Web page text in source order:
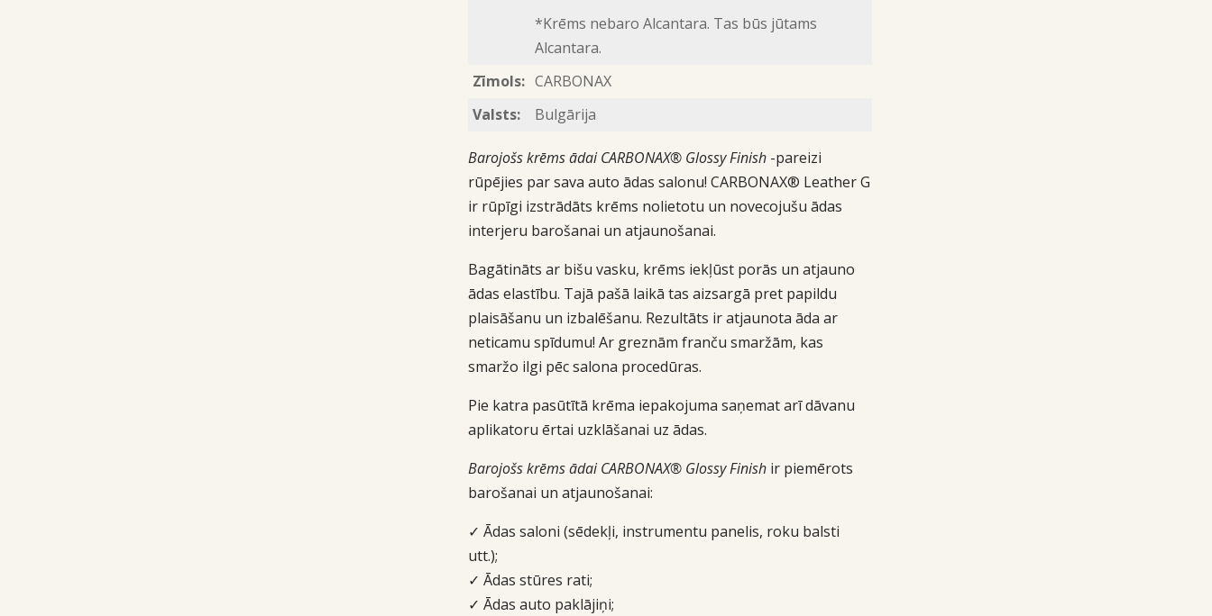
*Krēms nebaro Alcantara. Tas būs jūtams
Alcantara.
Zīmols: CARBONAX
Valsts:
Bulgārija
Barojošs krēms ādai CARBONAX® Glossy Finish-pareizi
rūpējies par sava auto ādas salonu! CARBONAX® Leather G
ir rūpīgi izstrādāts krēms nolietotu un novecojušu ādas
interjeru barošanai un atjaunošanai.
Bagātināts ar bišu vasku, krēms iekļūst porās un atjauno
ādas elastību. Tajā pašā laikā tas aizsargā pret papildu
plaisāšanu un izbalēšanu. Rezultāts ir atjaunota āda ar
neticamu spīdumu! Ar greznām franču smaržām, kas
smaržo ilgi pēc salona procedūras.
Pie katra pasūtītā krēma iepakojuma saņemat arī dāvanu
aplikatoru ērtai uzklāšanai uz ādas.
Barojošs krēms ādai CARBONAX® Glossy Finishir piemērots
barošanai un atjaunošanai:
✓ Ādas saloni (sēdekļi, instrumentu panelis, roku balsti
utt.);
✓ Ādas stūres rati;
✓ Ādas auto paklājiņi;